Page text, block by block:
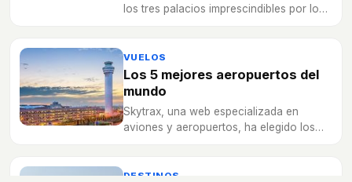
los tres palacios imprescindibles por los
VUELOS
Los 5 mejores aeropuertos del
mundo
Skytrax, una web especializada en
aviones y aeropuertos, ha elegido los
DESTINOS